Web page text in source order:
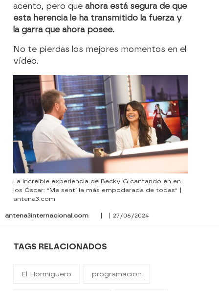
acento, pero que ahora está segura de que
esta herencia le ha transmitido la fuerza y
la garra que ahora posee.
No te pierdas los mejores momentos en el
vídeo.
La increíble experiencia de Becky G cantando en en
los Óscar: "Me sentí la más empoderada de todas" |
antena3.com
antena3internacional.com | | 27/06/2024
TAGS RELACIONADOS
El Hormiguero programacion